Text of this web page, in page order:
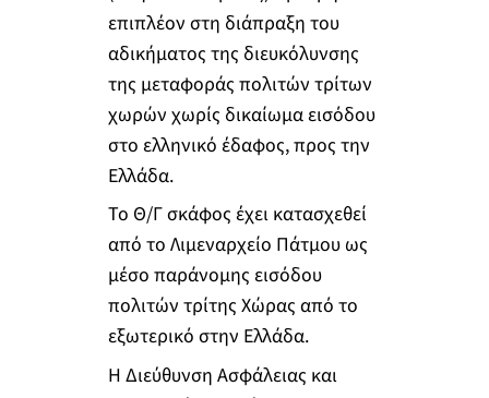
επιπλέον στη διάπραξη του
αδικήματος της διευκόλυνσης
της μεταφοράς πολιτών τρίτων
χωρών χωρίς δικαίωμα εισόδου
στο ελληνικό έδαφος, προς την
Ελλάδα.
Το Θ/Γ σκάφος έχει κατασχεθεί
από το Λιμεναρχείο Πάτμου ως
μέσο παράνομης εισόδου
πολιτών τρίτης Χώρας από το
εξωτερικό στην Ελλάδα.
Η Διεύθυνση Ασφάλειας και